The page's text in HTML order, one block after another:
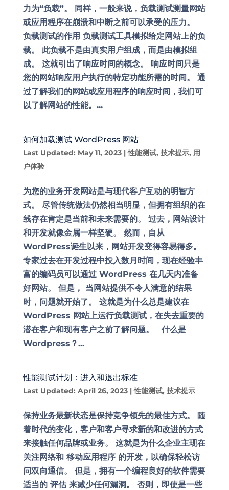
力为“负载”。 同样，一般来说，负载测试测量网站
或应用程序在崩溃和中断之前可以承受的压力。
负载测试的作用 负载测试工具模拟给定网站上的负
载。 此负载不是由真实用户组成，而是由模拟组
成。 这就引出了响应时间的概念。 响应时间只是
您的网站响应用户执行的特定功能所需的时间。 通
过了解我们的网站或应用程序的响应时间，我们可
以了解网站的性能。...
如何加载测试 WordPress 网站
Last Updated: May 11, 2023|性能测试, 技术提示, 用
户体验
为您的业务开发网站是与现代客户互动的明智方
式。 尽管传统做法仍然相当明显，但拥有组织的在
线存在肯定是当前和未来需要的。 过去，网站设计
和开发就像金属一样坚硬。 然而，自从
WordPress诞生以来，网站开发变得容易得多。
专家过去在开发过程中投入数月时间，现在经验丰
富的编码员可以通过 WordPress 在几天内准备
好网站。 但是， 当网站提供不令人满意的结果
时，问题就开始了。 这就是为什么总是建议在
WordPress 网站上运行负载测试，在失去重要的
潜在客户和现有客户之前了解问题。 什么是
Wordpress？...
性能测试计划：进入和退出标准
Last Updated: April 26, 2023|性能测试, 技术提示
保持业务最新状态是保持竞争领先的最佳方式。 随
着时代的变化，客户和客户寻求新的和改进的方式
来接触任何品牌或业务。 这就是为什么企业主现在
关注网络和 移动应用程序 的开发，以确保轻松访
问双向通信。 但是，拥有一个编程良好的软件需要
适当的 评估 来减少任何漏洞。 否则，即使是一些